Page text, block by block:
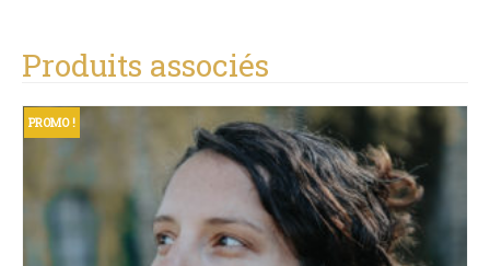
Produits associés
PROMO !